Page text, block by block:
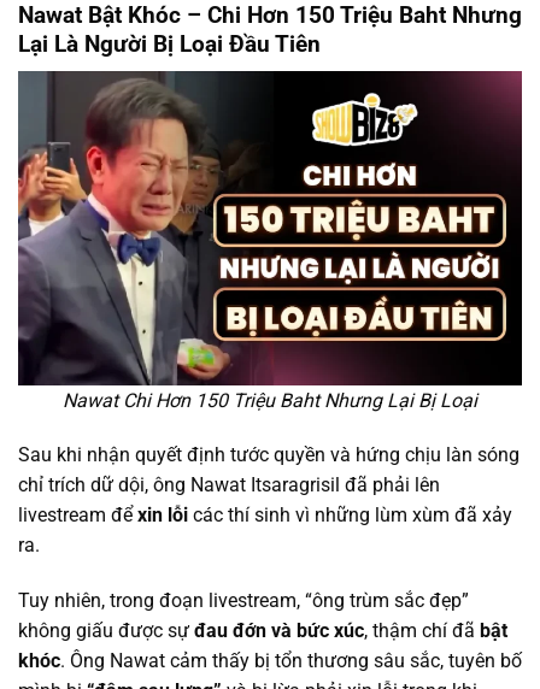
Nawat Bật Khóc – Chi Hơn 150 Triệu Baht Nhưng
Lại Là Người Bị Loại Đầu Tiên
Nawat Chi Hơn 150 Triệu Baht Nhưng Lại Bị Loại
Sau khi nhận quyết định tước quyền và hứng chịu làn sóng
chỉ trích dữ dội, ông Nawat Itsaragrisil đã phải lên
livestream để xin lỗi các thí sinh vì những lùm xùm đã xảy
ra.
Tuy nhiên, trong đoạn livestream, “ông trùm sắc đẹp”
không giấu được sự đau đớn và bức xúc, thậm chí đã bật
khóc. Ông Nawat cảm thấy bị tổn thương sâu sắc, tuyên bố